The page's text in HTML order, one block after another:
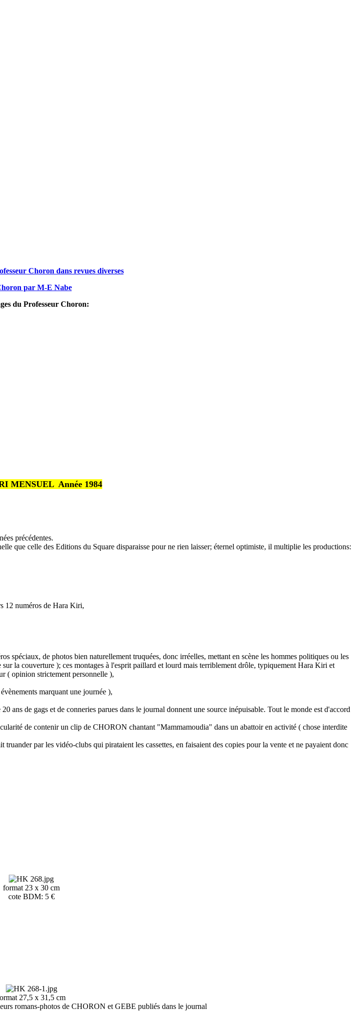
Choron dans revues diverses
par M-E Nabe
du Professeur Choron:
MENSUEL  Année 1984
précédentes.
que celle des Editions du Square disparaisse pour ne rien laisser; éternel optimiste, il multiplie les productions:
12 numéros de Hara Kiri,
spéciaux, de photos bien naturellement truquées, donc irréelles, mettant en scène les hommes politiques ou les
la couverture ); ces montages à l'esprit paillard et lourd mais terriblement drôle, typiquement Hara Kiri et
( opinion strictement personnelle ),
marquant une journée ),
ans de gags et de conneries parues dans le journal donnent une source inépuisable. Tout le monde est d'accord
de contenir un clip de CHORON chantant "Mammamoudia" dans un abattoir en activité ( chose interdite
par les vidéo-clubs qui pirataient les cassettes, en faisaient des copies pour la vente et ne payaient donc
format 23 x 30 cm
cote BDM: 5 €
27,5 x 31,5 cm
romans-photos de CHORON et GEBE publiés dans le journal